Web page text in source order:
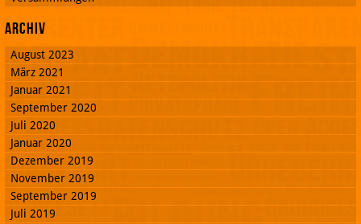
Archiv
August 2023
März 2021
Januar 2021
September 2020
Juli 2020
Januar 2020
Dezember 2019
November 2019
September 2019
Juli 2019